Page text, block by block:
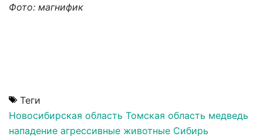
Фото: магнифик
Теги
Новосибирская область Томская область медведь
нападение агрессивные животные Сибирь